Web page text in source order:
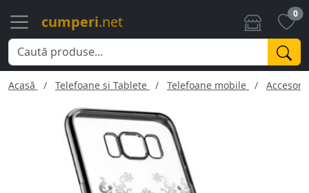
cumperi.net 0
Acasă Telefoane si Tablete Telefoane mobile